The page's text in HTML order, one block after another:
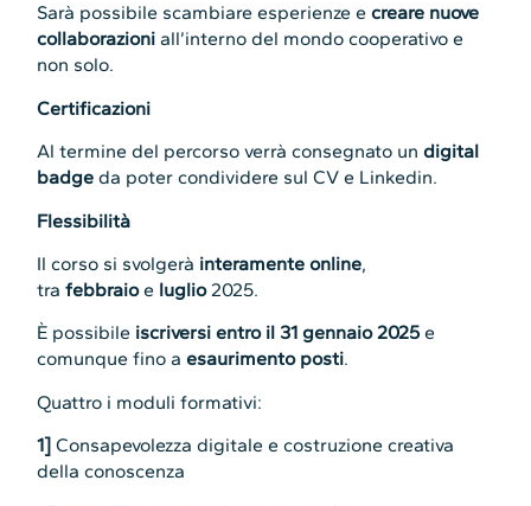
Sarà possibile scambiare esperienze ecreare nuove
collaborazioni all’interno del mondo cooperativo e
non solo.
Certificazioni
Al termine del percorso verrà consegnato undigital
badge da poter condividere sul CV e Linkedin.
Flessibilità
Il corso si svolgerà interamente online,
trafebbraioe luglio2025.
È possibile iscriversi entro il 31 gennaio 2025e
comunque fino aesaurimento posti.
Quattro i moduli formativi:
1] Consapevolezza digitale e costruzione creativa
della conoscenza